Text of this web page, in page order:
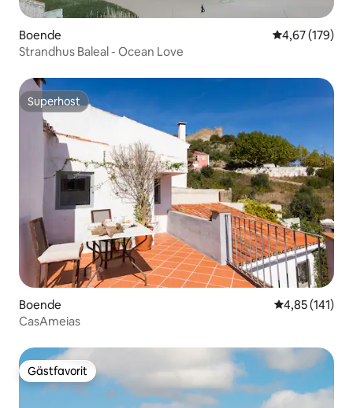
Boende 4,67 av 5 i
4,67 (179)
Strandhus Baleal - Ocean Love
Superhost
Superhost
Boende 4,85 av 5 i
4,85 (141)
CasAmeias
Gästfavorit
Gästfavorit